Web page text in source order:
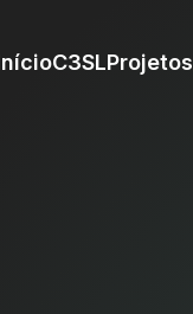
C3SLProjetos